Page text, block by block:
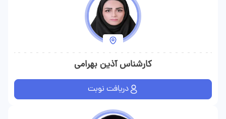
کارشناس آذین بهرامی
دریافت نوبت